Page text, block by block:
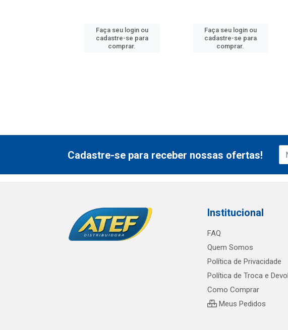
Faça seu login ou
cadastre-se para
comprar.
Faça seu login ou
cadastre-se para
comprar.
Cadastre-se para receber nossas ofertas!
Institucional
FAQ
Quem Somos
Política de Privacidade
Política de Troca e
Como Comprar
Meus Pedidos